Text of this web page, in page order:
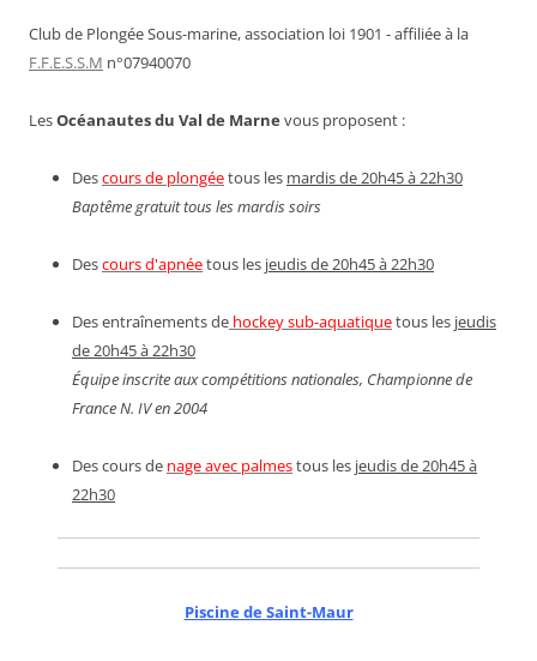
Club de Plongée Sous-marine, association loi 1901 - affiliée à la
F.F.E.S.S.M n°07940070
LesOcéanautes du Val de Marne vous proposent :
Descours de plongéetous les mardis de 20h45 à 22h30
Baptême gratuit tous les mardis soirs
Descours d'apnéetous les jeudis de 20h45 à 22h30
Des entraînements de hockey sub-aquatiquetous les jeudis
de 20h45 à 22h30
Équipe inscrite aux compétitions nationales, Championne de
France N. IV en 2004
Des cours de nage avec palmestous les jeudis de 20h45 à
22h30
Piscine de Saint-Maur